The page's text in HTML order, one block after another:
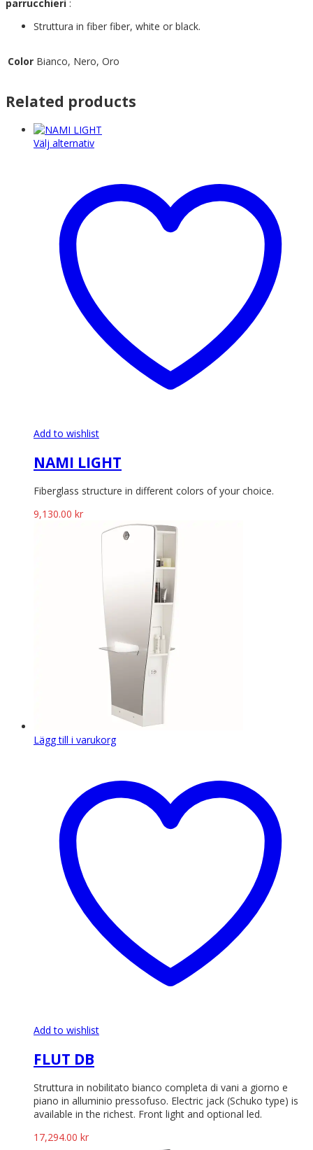
parrucchieri :
Struttura in fiber fiber, white or black.
Color Bianco, Nero, Oro
Related products
Välj alternativDen
har
varianter.
produktsidan
Add to wishlist
NAMI LIGHT
Fiberglass structure in different colors of your choice.
9,130.00 kr
Lägg till i varukorg
Add to wishlist
FLUT DB
Struttura in nobilitato bianco completa di vani a giorno e
piano in alluminio pressofuso. Electric jack (Schuko type) is
available in the richest. Front light and optional led.
17,294.00 kr